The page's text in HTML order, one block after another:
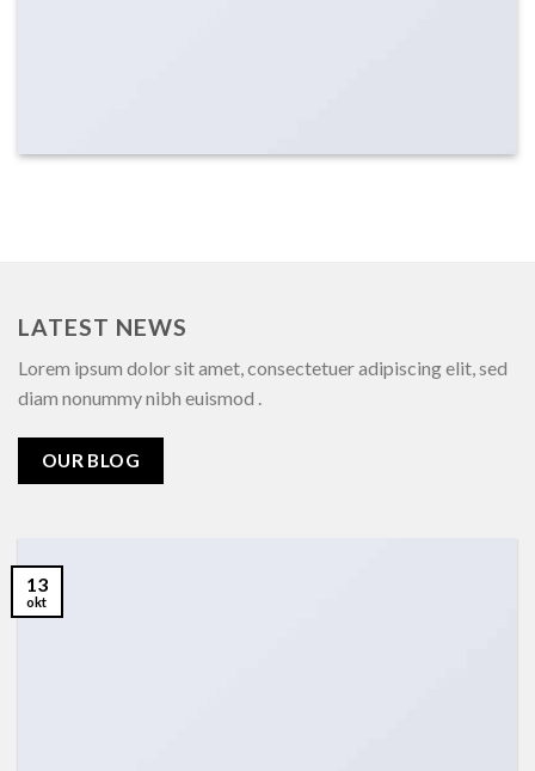
LATEST NEWS
Lorem ipsum dolor sit amet, consectetuer adipiscing elit, sed
diam nonummy nibh euismod .
OUR BLOG
13
okt